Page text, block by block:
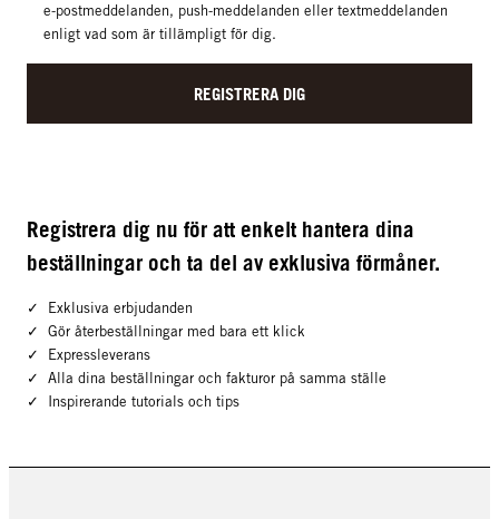
e-postmeddelanden, push-meddelanden eller textmeddelanden
enligt vad som är tillämpligt för dig.
REGISTRERA DIG
Registrera dig nu för att enkelt hantera dina
beställningar och ta del av exklusiva förmåner.
✓ Exklusiva erbjudanden
✓ Gör återbeställningar med bara ett klick
✓ Expressleverans
✓ Alla dina beställningar och fakturor på samma ställe
✓ Inspirerande tutorials och tips